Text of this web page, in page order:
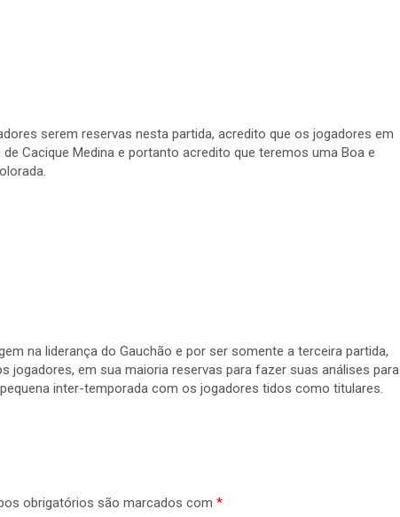
serem reservas nesta partida, acredito que os jogadores em
Cacique Medina e portanto acredito que teremos uma Boa e
na liderança do Gauchão e por ser somente a terceira partida,
jogadores, em sua maioria reservas para fazer suas análises para
inter-temporada com os jogadores tidos como titulares.
obrigatórios são marcados com *